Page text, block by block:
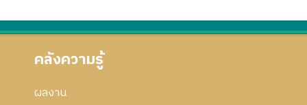
คลังความรู้
ผลงาน